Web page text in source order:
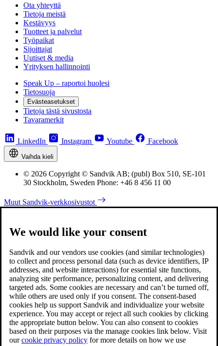
Ota yhteyttä
Tietoja meistä
Kestävyys
Tuotteet ja palvelut
Työpaikat
Sijoittajat
Uutiset & media
Yrityksen hallinnointi
Speak Up – raportoi huolesi
Tietosuoja
Evästeasetukset
Tietoja tästä sivustosta
Tavaramerkit
LinkedIn Instagram Youtube Facebook
Vaihda kieli
© 2026 Copyright © Sandvik AB; (publ) Box 510, SE-101
30 Stockholm, Sweden Phone: +46 8 456 11 00
Muut Sandvik-verkkosivustot
We would like your consent
Sandvik and our vendors use cookies (and similar technologies)
to collect and process personal data (such as device identifiers, IP
addresses, and website interactions) for essential site functions,
analyzing site performance, personalizing content, and delivering
targeted ads. Some cookies are necessary and can’t be turned off,
while others are used only if you consent. The consent-based
cookies help us support Sandvik and individualize your website
experience. You may accept or reject all such cookies by clicking
the appropriate button below. You can also consent to cookies
based on their purposes via the manage cookies link below. Visit
ourcookie privacy policy for more details on how we use